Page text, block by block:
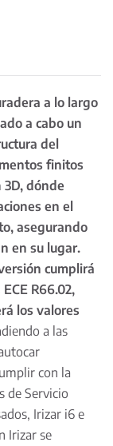
a lo largo
a cabo un
del
finitos
dónde
en el
asegurando
en su lugar.
cumplirá
R66.02,
los valores
a las
con la
de Servicio
Irizar i6 e
Irizar se